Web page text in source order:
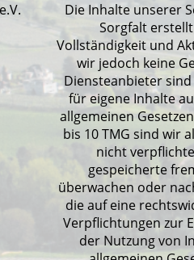
Die Inhalte unserer
Sorgfalt
Vollständigkeit und
wir jedoch keine
Diensteanbieter sind
für eigene Inhalte
allgemeinen
bis 10 TMG sind wir
nicht
gespeicherte
überwachen oder
die auf eine
Verpflichtungen zur
der Nutzung von